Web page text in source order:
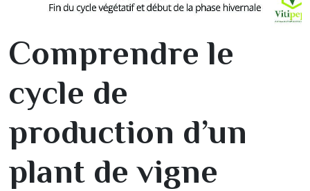
Comprendre le
cycle de
production d’un
plant de vigne